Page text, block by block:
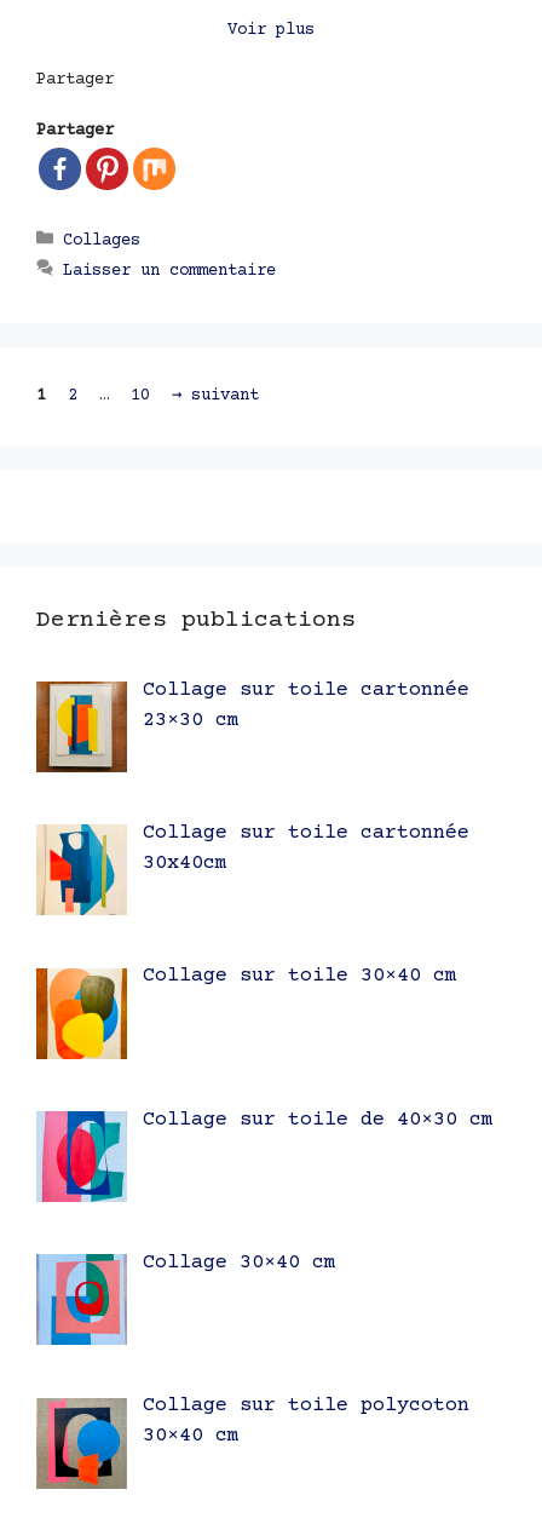
Voir plus
Partager
Partager
Catégories
Collages
Laisser un commentaire
Navigation
Page
1 Page
2 … Page
10 → suivant
Dernières publications
Collage sur toile cartonnée
23×30 cm
Collage sur toile cartonnée
30x40cm
Collage sur toile 30×40 cm
Collage sur toile de 40×30 cm
Collage 30×40 cm
Collage sur toile polycoton
30×40 cm